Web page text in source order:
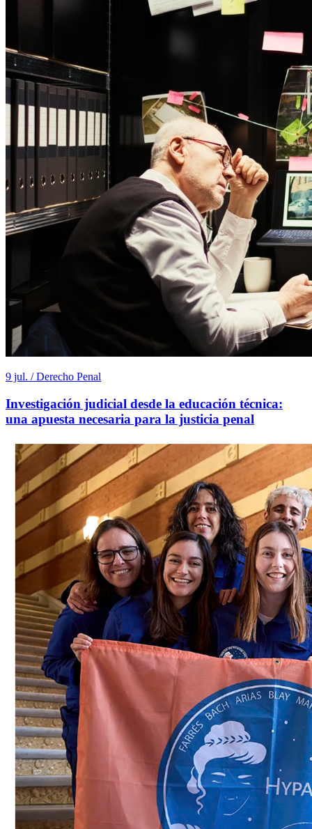
9 jul. / Derecho Penal
Investigación judicial desde la educación técnica:
una apuesta necesaria para la justicia penal